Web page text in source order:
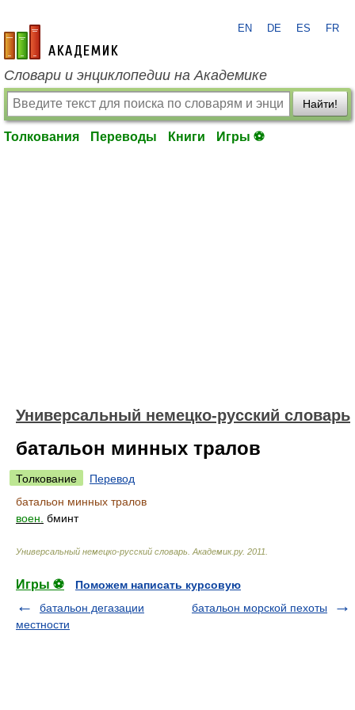
academic.ru
EN DE ES FR
Словари и энциклопедии на Академике
Найти!
Толкования Переводы Книги Игры ⚽
Универсальный немецко-русский словарь
батальон минных тралов
Толкование
Перевод
батальон минных тралов
воен. бминт
Универсальный немецко-русский словарь Академик.ру. 2011
Игры ⚽
Поможем написать курсовую
батальон дегазации
местности
батальон морской пехоты